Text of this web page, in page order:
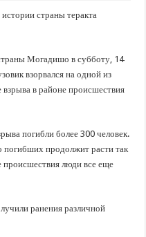
страны теракта
Могадишо в субботу, 14
взорвался на одной из
в районе происшествия
погибли более 300 человек.
продолжит расти так
происшествия люди все еще
ранения различной